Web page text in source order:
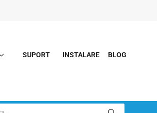
SUPORT INSTALARE BLOG